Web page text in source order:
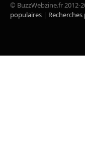
© BuzzWebzine.fr 2012-
populaires |